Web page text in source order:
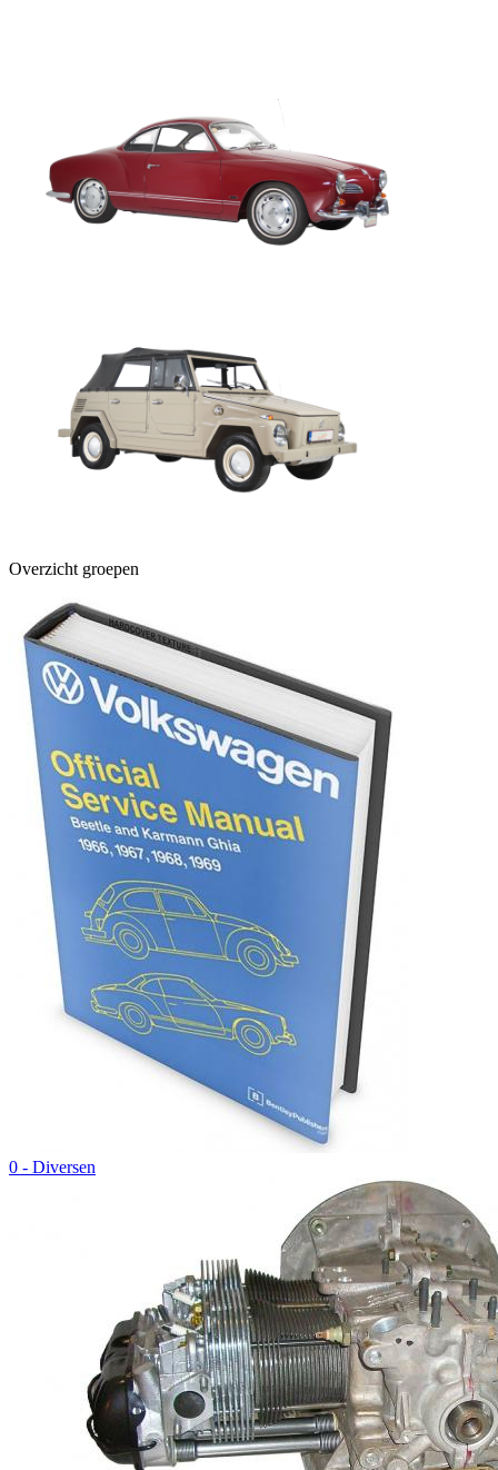
Overzicht groepen
0 - Diversen